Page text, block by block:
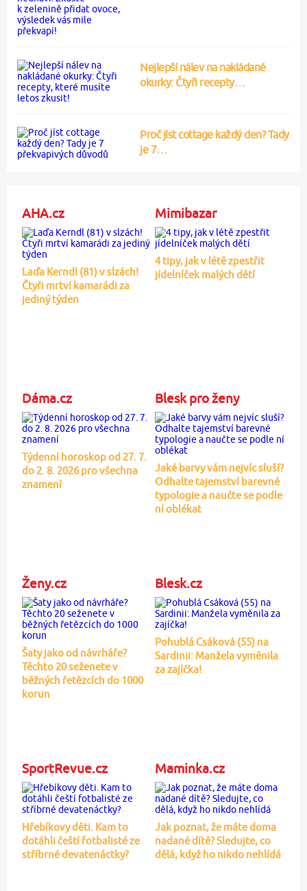
Nejlepší nálev na nakládané
okurky: Čtyři recepty…
Proč jíst cottage každý den? Tady
je 7…
AHA.cz
Laďa Kerndl (81) v slzách!
Čtyři mrtví kamarádi za
jediný týden
Mimibazar
4 tipy, jak v létě zpestřit
jídelníček malých dětí
Dáma.cz
Týdenní horoskop od 27. 7.
do 2. 8. 2026 pro všechna
znamení
Blesk pro ženy
Jaké barvy vám nejvíc sluší?
Odhalte tajemství barevné
typologie a naučte se podle
ní oblékat
Ženy.cz
Šaty jako od návrháře?
Těchto 20 seženete v
běžných řetězcích do 1000
korun
Blesk.cz
Pohublá Csáková (55) na
Sardinii: Manžela vyměnila
za zajíčka!
SportRevue.cz
Hřebíkovy děti. Kam to
dotáhli čeští fotbalisté ze
stříbrné devatenáctky?
Maminka.cz
Jak poznat, že máte doma
nadané dítě? Sledujte, co
dělá, když ho nikdo nehlídá